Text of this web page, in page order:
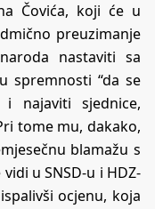
Čovića, koji će u
preuzimanje
nastaviti sa
spremnosti “da se
i najaviti sjednice,
tome mu, dakako,
blamažu s
u SNSD-u i HDZ-
ocjenu, koja